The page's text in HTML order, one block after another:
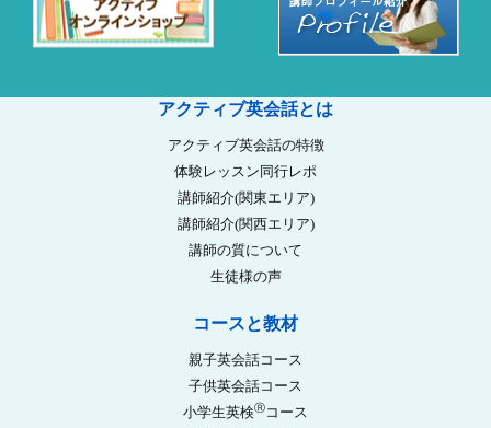
アクティブ英会話とは
アクティブ英会話の特徴
体験レッスン同行レポ
講師紹介(関東エリア)
講師紹介(関西エリア)
講師の質について
生徒様の声
コースと教材
親子英会話コース
子供英会話コース
小学生英検Ⓡコース